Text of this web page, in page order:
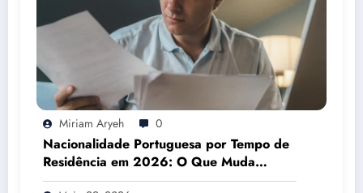
Miriam Aryeh 0
Nacionalidade Portuguesa por Tempo de
Residência em 2026: O Que Muda
Mesmo